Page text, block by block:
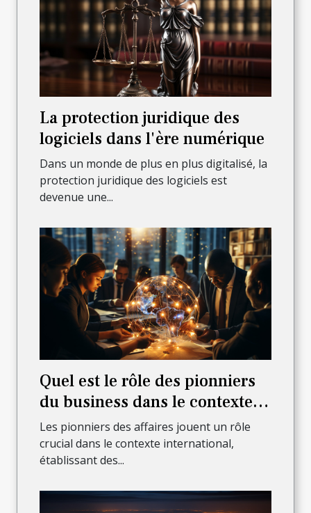
La protection juridique des
logiciels dans l'ère numérique
Dans un monde de plus en plus digitalisé, la
protection juridique des logiciels est
devenue une...
Quel est le rôle des pionniers
du business dans le contexte
international?
Les pionniers des affaires jouent un rôle
crucial dans le contexte international,
établissant des...